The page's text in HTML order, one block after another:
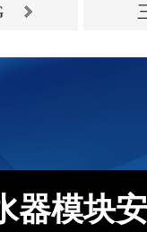
器模块